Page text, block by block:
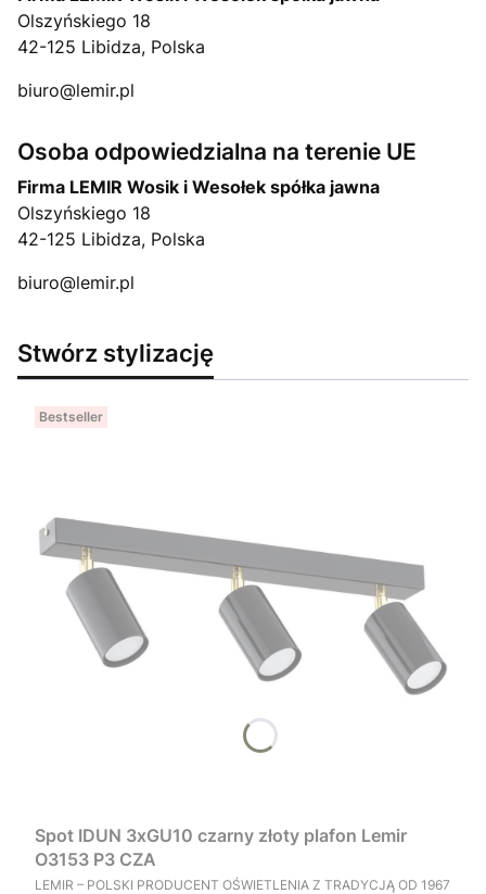
Olszyńskiego 18
42-125 Libidza, Polska
biuro@lemir.pl
Osoba odpowiedzialna na terenie UE
Firma LEMIR Wosik i Wesołek spółka jawna
Olszyńskiego 18
42-125 Libidza, Polska
biuro@lemir.pl
Stwórz stylizację
Bestseller
Spot IDUN 3xGU10 czarny złoty plafon Lemir
O3153 P3 CZA
PRODUCENT
LEMIR – POLSKI PRODUCENT OŚWIETLENIA Z TRADYCJĄ OD 1967